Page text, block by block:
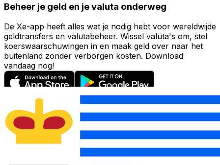
Beheer je geld en je valuta onderweg
De Xe-app heeft alles wat je nodig hebt voor wereldwijde
geldtransfers en valutabeheer. Wissel valuta's om, stel
koerswaarschuwingen in en maak geld over naar het
buitenland zonder verborgen kosten. Download
vandaag nog!